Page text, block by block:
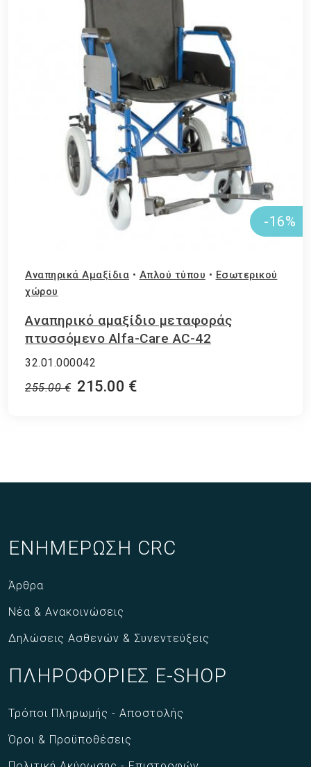
-16%
Αναπηρικά Αμαξίδια • Απλού τύπου • Εσωτερικού
χώρου
Αναπηρικό αμαξίδιο μεταφοράς
πτυσσόμενο Alfa-Care AC-42
32.01.000042
255.00 € 215.00 €
ΕΝΗΜΕΡΩΣΗ CRC
Άρθρα
Νέα & Ανακοινώσεις
Δηλώσεις Ασθενών & Συνεντεύξεις
ΠΛΗΡΟΦΟΡΙΕΣ E-SHOP
Τρόποι Πληρωμής - Αποστολής
Όροι & Προϋποθέσεις